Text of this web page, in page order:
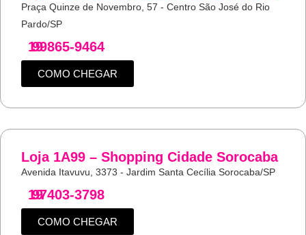
Praça Quinze de Novembro, 57 - Centro São José do Rio
Pardo/SP
19
99865-9464
COMO CHEGAR
Loja 1A99 – Shopping Cidade Sorocaba
Avenida Itavuvu, 3373 - Jardim Santa Cecília Sorocaba/SP
19
97403-3798
COMO CHEGAR